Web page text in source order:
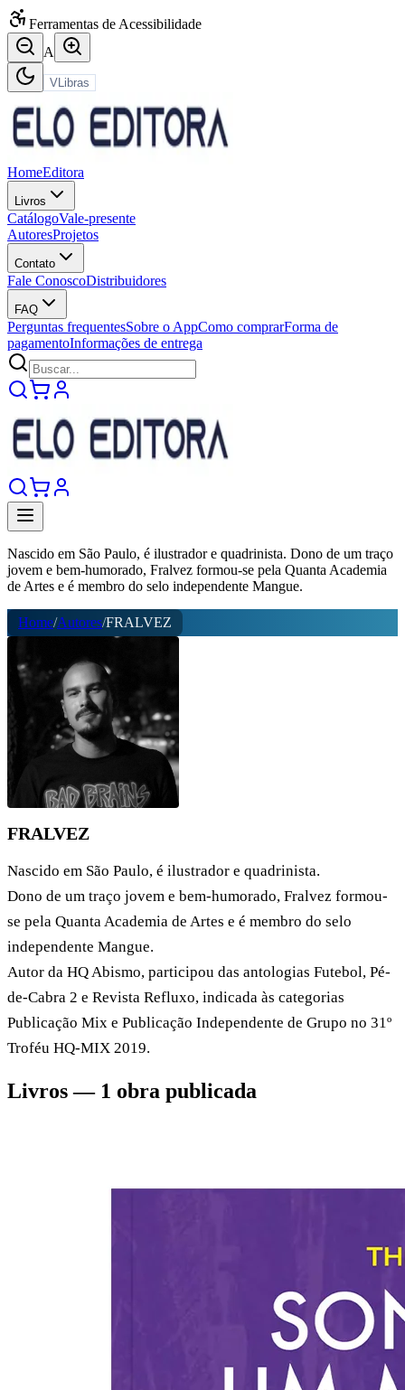
Ferramentas de Acessibilidade
A
VLibras
HomeEditora
Livros
CatálogoVale-presente
AutoresProjetos
Contato
Fale ConoscoDistribuidores
FAQ
Perguntas frequentesSobre o AppComo comprarForma de
pagamentoInformações de entrega
Nascido em São Paulo, é ilustrador e quadrinista. Dono de um traço
jovem e bem-humorado, Fralvez formou-se pela Quanta Academia
de Artes e é membro do selo independente Mangue.
Home/Autores/FRALVEZ
FRALVEZ
Nascido em São Paulo, é ilustrador e quadrinista.
Dono de um traço jovem e bem-humorado, Fralvez formou-
se pela Quanta Academia de Artes e é membro do selo
independente Mangue.
Autor da HQ Abismo, participou das antologias Futebol, Pé-
de-Cabra 2 e Revista Refluxo, indicada às categorias
Publicação Mix e Publicação Independente de Grupo no 31º
Troféu HQ-MIX 2019.
Livros — 1 obra publicada